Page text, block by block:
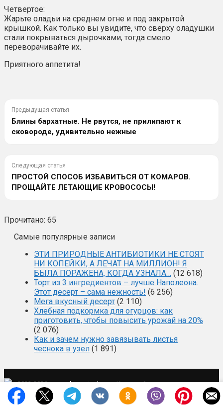
Четвертое:
Жарьте оладьи на среднем огне и под закрытой
крышкой. Как только вы увидите, что сверху оладушки
стали покрываться дырочками, тогда смело
переворачивайте их.
Приятного аппетита!
Предыдущая статья
Блины бархатные. Не рвутся, не прилипают к
сковороде, удивительно нежные
Следующая статья
ПРОСТОЙ СПОСОБ ИЗБАВИТЬСЯ ОТ КОМАРОВ.
ПРОЩАЙТЕ ЛЕТАЮЩИЕ КРОВОСОСЫ!
Прочитано: 65
Самые популярные записи
ЭТИ ПРИРОДНЫЕ АНТИБИОТИКИ НЕ СТОЯТ
НИ КОПЕЙКИ, А ЛЕЧАТ НА МИЛЛИОН! Я
БЫЛА ПОРАЖЕНА, КОГДА УЗНАЛА… (12 618)
Торт из 3 ингредиентов – лучше Наполеона.
Этот десерт – сама нежность! (6 256)
Мега вкусный десерт (2 110)
Хлебная подкормка для огурцов: как
приготовить, чтобы повысить урожай на 20%
(2 076)
Как и зачем нужно завязывать листья
чеснока в узел (1 891)
·2022-2026 ·mysad-zagotovka.ru ·Карта сайта